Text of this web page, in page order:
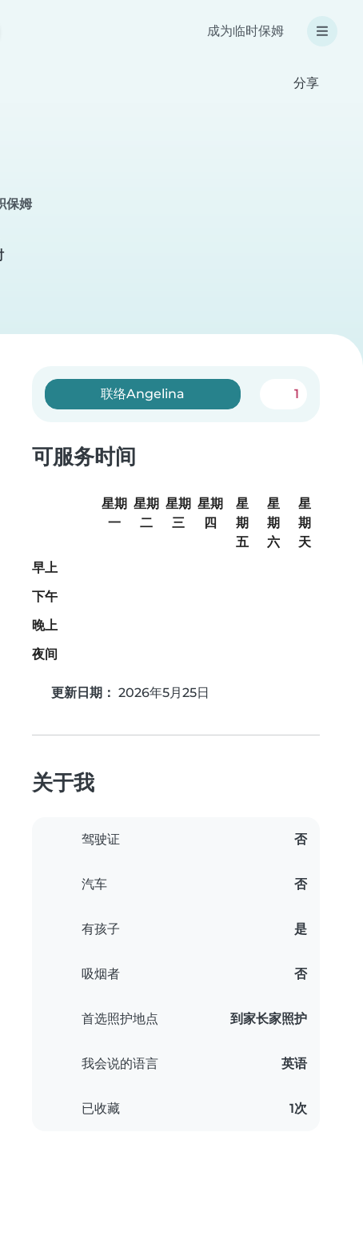
成为临时保姆
分享
保姆
联络Angelina 1
可服务时间
星期
一
星期
二
星期
三
星期
四
星
期
五
星
期
六
星
期
天
早上
下午
晚上
夜间
更新日期： 2026年5月25日
关于我
驾驶证 否
汽车 否
有孩子 是
吸烟者 否
首选照护地点 到家长家照护
我会说的语言 英语
已收藏 1次